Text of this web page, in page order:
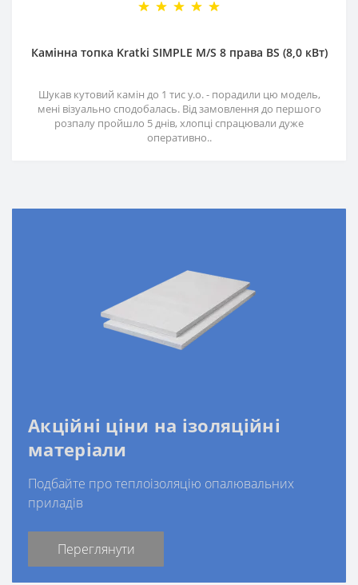
Камінна топка Kratki SIMPLE M/S 8 права BS (8,0 кВт)
Шукав кутовий камін до 1 тис у.о. - порадили цю модель,
мені візуально сподобалась. Від замовлення до першого
розпалу пройшло 5 днів, хлопці спрацювали дуже
оперативно..
Акційні ціни на ізоляційні
матеріали
Подбайте про теплоізоляцію опалювальних
приладів
Переглянути